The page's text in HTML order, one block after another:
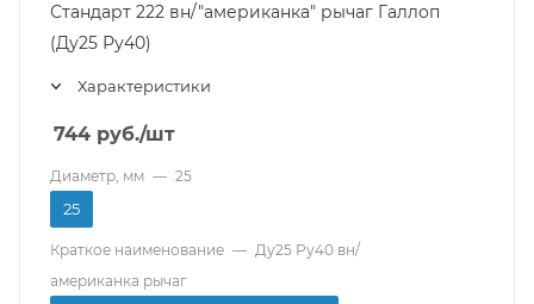
Стандарт 222 вн/"американка" рычаг Галлоп
(Ду25 Ру40)
Характеристики
744 руб./шт
Диаметр, мм — 25
25
Краткое наименование — Ду25 Ру40 вн/
американка рычаг